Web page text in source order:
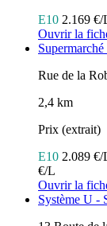
E10 2.169 €/
Ouvrir la
Rue de la
2,4 km
Prix (extrait)
E10 2.089 €/
€/L
Ouvrir la
Système U -